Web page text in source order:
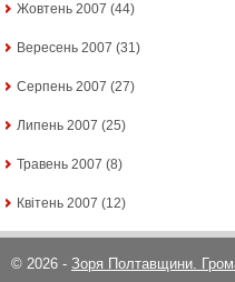
Жовтень 2007 (44)
Вересень 2007 (31)
Серпень 2007 (27)
Липень 2007 (25)
Травень 2007 (8)
Квітень 2007 (12)
© 2026 - Зоря Полтавщини.